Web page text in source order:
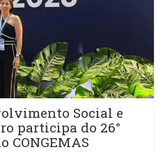
Social e
participa do 26°
CONGEMAS